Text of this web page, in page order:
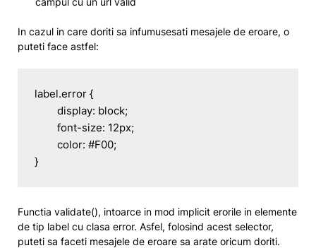
In cazul in care doriti sa infumusesati mesajele de eroare, o
puteti face astfel:
label.error {
}
Functia validate(), intoarce in mod implicit erorile in elemente
de tip label cu clasa error. Asfel, folosind acest selector,
puteti sa faceti mesajele de eroare sa arate oricum doriti.